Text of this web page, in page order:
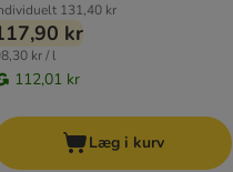
131,40 kr
kr
kr / l
112,01 kr
Læg i kurv